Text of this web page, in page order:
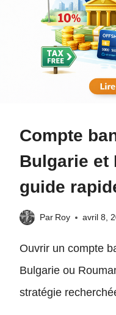
Compte
Bulgarie et
guide
Par Roy avril 8,
Ouvrir un compte
Bulgarie ou
stratégie